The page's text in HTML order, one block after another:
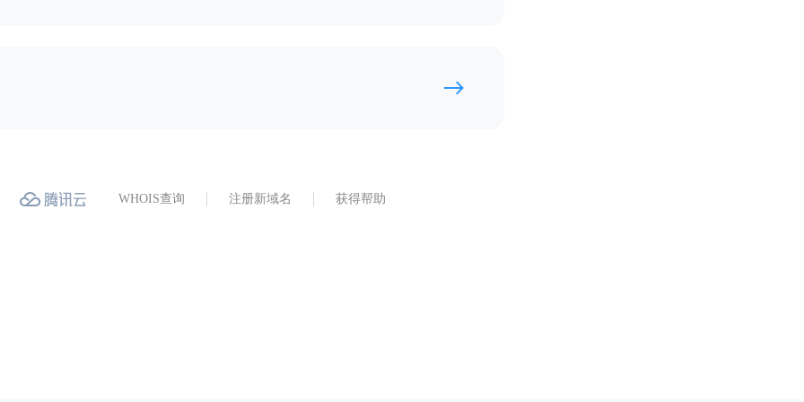
WHOIS查询 注册新域名 获得帮助